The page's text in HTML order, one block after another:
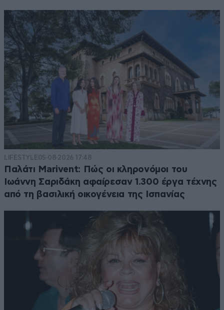
LIFESTYLE05·08·2026 17:48
Παλάτι Marivent: Πώς οι κληρονόμοι του
Ιωάννη Σαριδάκη αφαίρεσαν 1.300 έργα τέχνης
από τη βασιλική οικογένεια της Ισπανίας